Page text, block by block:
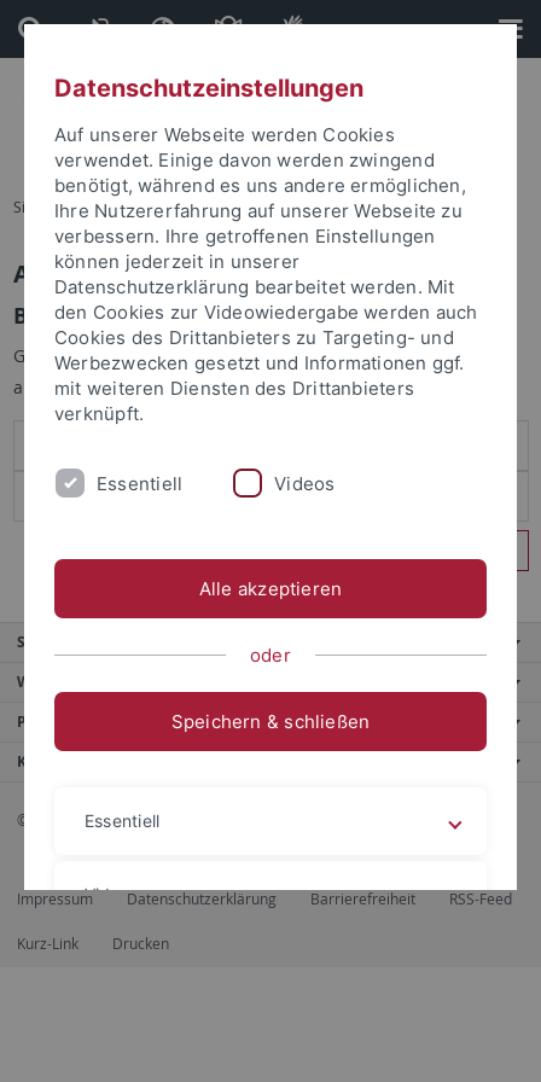
Direkt
zum
Inhalt
Direkt
zur
Fußleiste
Sie sind hier: Startseite
Anmelden
Benutzeranmeldung
Geben Sie Ihren Benutzernamen und Ihr Passwort an um sich
anzumelden:
Service
Weitere Angebote
Portale
Kontaktinfo
© 2026 Eberhard Karls Universität Tübingen, Tübingen
Impressum Datenschutzerklärung Barrierefreiheit RSS-Feed
Kurz-Link Drucken
Datenschutzeinstellungen
Auf unserer Webseite werden Cookies
verwendet. Einige davon werden zwingend
benötigt, während es uns andere ermöglichen,
Ihre Nutzererfahrung auf unserer Webseite zu
verbessern. Ihre getroffenen Einstellungen
können jederzeit in unserer
Datenschutzerklärung bearbeitet werden. Mit
den Cookies zur Videowiedergabe werden auch
Cookies des Drittanbieters zu Targeting- und
Werbezwecken gesetzt und Informationen ggf.
mit weiteren Diensten des Drittanbieters
verknüpft.
Essentiell Videos
Alle akzeptieren
oder
Speichern & schließen
Essentiell
Videos